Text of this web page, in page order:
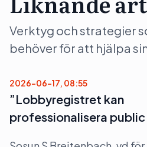
Verktyg och strategier
behöver för att hjälpa
2026-06-17, 08:55
”Lobbyregistret kan
professionalisera public